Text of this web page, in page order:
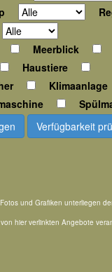
Meerblick
Haustiere
Klimaanlage
Verfügbarkeit
und Grafiken unterliegen
hier verlinkten Angebote